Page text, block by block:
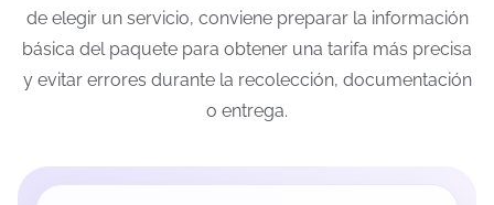
de elegir un servicio, conviene preparar la información
básica del paquete para obtener una tarifa más precisa
y evitar errores durante la recolección, documentación
o entrega.